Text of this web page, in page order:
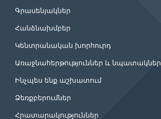
Գրասենյակներ
Հանձնախմբեր
Կենտրանական խորհուրդ
Առաջնահերթություններ և նպատակներ
Ինչպես ենք աշխատում
Ձեռքբերումներ
Հրատարակություններ